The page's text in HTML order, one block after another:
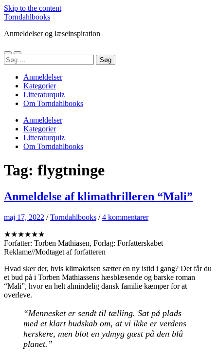
Skip to the content
Torndahlbooks
Anmeldelser og læseinspiration
Toggle
mobile
Toggle
search
Søg
efter:
Anmeldelser
Kategorier
Litteraturquiz
Om Torndahlbooks
Anmeldelser
Kategorier
Litteraturquiz
Om Torndahlbooks
Tag: flygtninge
Anmeldelse af klimathrilleren “Mali”
maj 17, 2022 /Torndahlbooks /4 kommentarer
★★★★★★
Forfatter: Torben Mathiasen, Forlag: Forfatterskabet
Reklame//Modtaget af forfatteren
Hvad sker der, hvis klimakrisen sætter en ny istid i gang? Det får du
et bud på i Torben Mathiassens hæsblæsende og barske roman
“Mali”, hvor en helt almindelig dansk familie kæmper for at
overleve.
“Mennesket er sendt til tælling. Sat på plads
med et klart budskab om, at vi ikke er verdens
herskere, men blot en ydmyg gæst på den blå
planet.”